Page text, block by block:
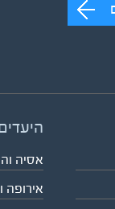
אסיה
אירופה